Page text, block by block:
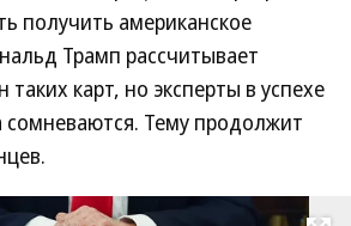
получить американское
Трамп рассчитывает
карт, но эксперты в успехе
сомневаются. Тему продолжит